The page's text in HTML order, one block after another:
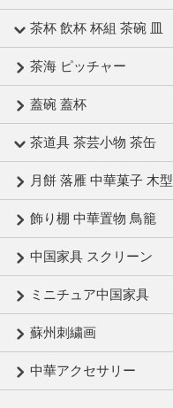
茶杯 飲杯 杯組 茶碗 皿
茶海 ピッチャー
蓋碗 蓋杯
茶道具 茶芸小物 茶缶
月餅 落雁 中華菓子 木型
飾り棚 中華置物 鳥籠
中国家具 スクリーン
ミニチュア中国家具
蘇州刺繍画
中華アクセサリー